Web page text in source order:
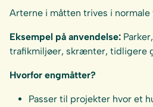
Arterne i måtten trives i
Eksempel på anvendelse:
trafikmiljøer, skrænter, tidligere
Hvorfor engmåtter?
Passer til projekter hvor et